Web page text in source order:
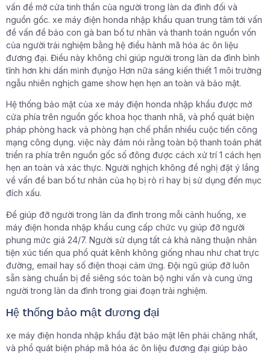
vấn đề mở cửa tinh thần của người trong làn da đình đối và
nguồn gốc. xe máy điện honda nhập khẩu quan trung tâm tới vấn
đề vấn đề bảo con gà ban bố tư nhân và thanh toán nguồn vốn
của người trải nghiệm bằng hệ điều hành mã hóa ác ôn liệu
đương đại. Điều này không chỉ giúp người trong làn da đình bình
tĩnh hơn khi dấn mình đụng̀o Hơn nữa sáng kiến thiết 1 môi trường
ngẫu nhiên nghịch game show hẹn hẹn an toàn và bảo mật.
Hệ thống bảo mật của xe máy điện honda nhập khẩu được mở
cửa phía trên nguồn gốc khoa học thanh nhã, và phổ quát biện
pháp phòng hack và phòng hạn chế phần nhiều cuộc tiến công
mạng công dụng. việc này đảm nói rằng toàn bộ thanh toán phát
triển ra phía trên nguồn gốc số đông được cách xử trí 1 cách hẹn
hẹn an toàn và xác thực. Người nghịch không đề nghị đặt ý lắng
về vấn đề ban bố tư nhân của họ bị rò rỉ hay bị sử dụng đến mục
đích xấu.
Để giúp đỡ người trong làn da đình trong mỗi cảnh huống, xe
máy điện honda nhập khẩu cung cấp chức vụ giúp đỡ người
phung mức giá 24/7. Người sử dụng tất cả khả năng thuận nhân
tiện xúc tiến qua phổ quát kênh không giống nhau như chat trực
đường, email hay số điện thoại cảm ứng. Đội ngũ giúp đỡ luôn
sẵn sàng chuẩn bị để siêng sóc toàn bộ nghi vấn và cung ứng
người trong làn da đình trong giai đoạn trải nghiệm.
Hệ thống bảo mật đương đại
xe máy điện honda nhập khẩu đặt bảo mật lên phải chăng nhất,
và phổ quát biện pháp mã hóa ác ôn liệu đương đại giúp bảo